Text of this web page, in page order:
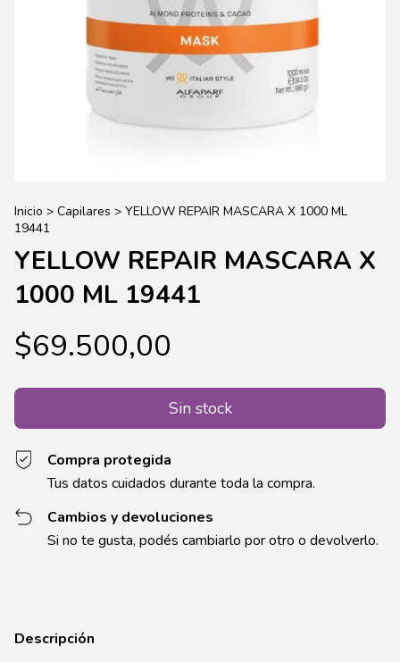
Inicio > Capilares > YELLOW REPAIR MASCARA X 1000 ML
19441
YELLOW REPAIR MASCARA X
1000 ML 19441
$69.500,00
Compra protegida
Tus datos cuidados durante toda la compra.
Cambios y devoluciones
Si no te gusta, podés cambiarlo por otro o devolverlo.
Descripción